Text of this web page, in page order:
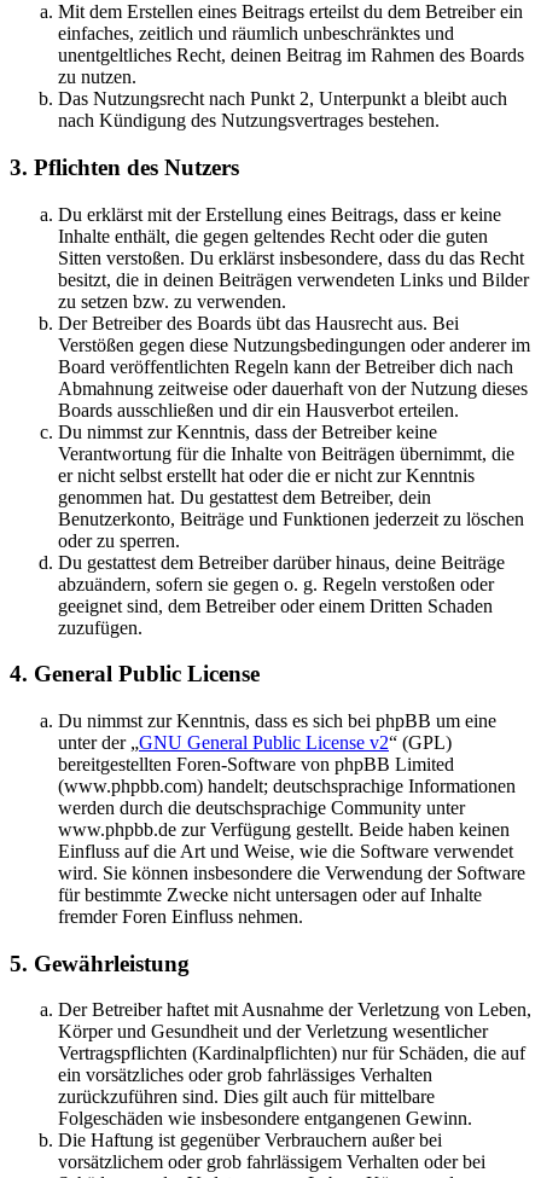
Mit dem Erstellen eines Beitrags erteilst du dem Betreiber ein
einfaches, zeitlich und räumlich unbeschränktes und
unentgeltliches Recht, deinen Beitrag im Rahmen des Boards
zu nutzen.
Das Nutzungsrecht nach Punkt 2, Unterpunkt a bleibt auch
nach Kündigung des Nutzungsvertrages bestehen.
3. Pflichten des Nutzers
Du erklärst mit der Erstellung eines Beitrags, dass er keine
Inhalte enthält, die gegen geltendes Recht oder die guten
Sitten verstoßen. Du erklärst insbesondere, dass du das Recht
besitzt, die in deinen Beiträgen verwendeten Links und Bilder
zu setzen bzw. zu verwenden.
Der Betreiber des Boards übt das Hausrecht aus. Bei
Verstößen gegen diese Nutzungsbedingungen oder anderer im
Board veröffentlichten Regeln kann der Betreiber dich nach
Abmahnung zeitweise oder dauerhaft von der Nutzung dieses
Boards ausschließen und dir ein Hausverbot erteilen.
Du nimmst zur Kenntnis, dass der Betreiber keine
Verantwortung für die Inhalte von Beiträgen übernimmt, die
er nicht selbst erstellt hat oder die er nicht zur Kenntnis
genommen hat. Du gestattest dem Betreiber, dein
Benutzerkonto, Beiträge und Funktionen jederzeit zu löschen
oder zu sperren.
Du gestattest dem Betreiber darüber hinaus, deine Beiträge
abzuändern, sofern sie gegen o. g. Regeln verstoßen oder
geeignet sind, dem Betreiber oder einem Dritten Schaden
zuzufügen.
4. General Public License
Du nimmst zur Kenntnis, dass es sich bei phpBB um eine
unter der „GNU General Public License v2“ (GPL)
bereitgestellten Foren-Software von phpBB Limited
(www.phpbb.com) handelt; deutschsprachige Informationen
werden durch die deutschsprachige Community unter
www.phpbb.de zur Verfügung gestellt. Beide haben keinen
Einfluss auf die Art und Weise, wie die Software verwendet
wird. Sie können insbesondere die Verwendung der Software
für bestimmte Zwecke nicht untersagen oder auf Inhalte
fremder Foren Einfluss nehmen.
5. Gewährleistung
Der Betreiber haftet mit Ausnahme der Verletzung von Leben,
Körper und Gesundheit und der Verletzung wesentlicher
Vertragspflichten (Kardinalpflichten) nur für Schäden, die auf
ein vorsätzliches oder grob fahrlässiges Verhalten
zurückzuführen sind. Dies gilt auch für mittelbare
Folgeschäden wie insbesondere entgangenen Gewinn.
Die Haftung ist gegenüber Verbrauchern außer bei
vorsätzlichem oder grob fahrlässigem Verhalten oder bei